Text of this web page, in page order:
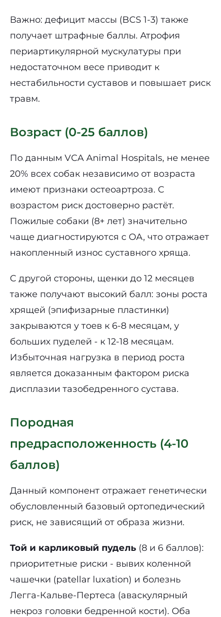
Важно: дефицит массы (BCS 1-3) также
получает штрафные баллы. Атрофия
периартикулярной мускулатуры при
недостаточном весе приводит к
нестабильности суставов и повышает риск
травм.
Возраст (0-25 баллов)
По данным VCA Animal Hospitals, не менее
20% всех собак независимо от возраста
имеют признаки остеоартроза. С
возрастом риск достоверно растёт.
Пожилые собаки (8+ лет) значительно
чаще диагностируются с OA, что отражает
накопленный износ суставного хряща.
С другой стороны, щенки до 12 месяцев
также получают высокий балл: зоны роста
хрящей (эпифизарные пластинки)
закрываются у тоев к 6-8 месяцам, у
больших пуделей - к 12-18 месяцам.
Избыточная нагрузка в период роста
является доказанным фактором риска
дисплазии тазобедренного сустава.
Породная
предрасположенность (4-10
баллов)
Данный компонент отражает генетически
обусловленный базовый ортопедический
риск, не зависящий от образа жизни.
Той и карликовый пудель (8 и 6 баллов):
приоритетные риски - вывих коленной
чашечки (patellar luxation) и болезнь
Легга-Кальве-Пертеса (аваскулярный
некроз головки бедренной кости). Оба